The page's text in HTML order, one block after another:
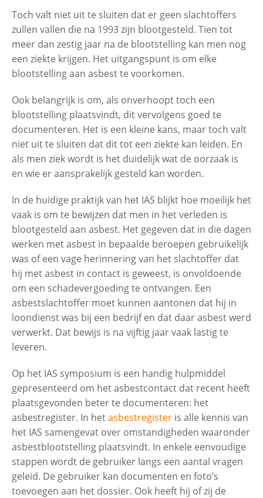
Toch valt niet uit te sluiten dat er geen slachtoffers
zullen vallen die na 1993 zijn blootgesteld. Tien tot
meer dan zestig jaar na de blootstelling kan men nog
een ziekte krijgen. Het uitgangspunt is om elke
blootstelling aan asbest te voorkomen.
Ook belangrijk is om, als onverhoopt toch een
blootstelling plaatsvindt, dit vervolgens goed te
documenteren. Het is een kleine kans, maar toch valt
niet uit te sluiten dat dit tot een ziekte kan leiden. En
als men ziek wordt is het duidelijk wat de oorzaak is
en wie er aansprakelijk gesteld kan worden.
In de huidige praktijk van het IAS blijkt hoe moeilijk het
vaak is om te bewijzen dat men in het verleden is
blootgesteld aan asbest. Het gegeven dat in die dagen
werken met asbest in bepaalde beroepen gebruikelijk
was of een vage herinnering van het slachtoffer dat
hij met asbest in contact is geweest, is onvoldoende
om een schadevergoeding te ontvangen. Een
asbestslachtoffer moet kunnen aantonen dat hij in
loondienst was bij een bedrijf en dat daar asbest werd
verwerkt. Dat bewijs is na vijftig jaar vaak lastig te
leveren.
Op het IAS symposium is een handig hulpmiddel
gepresenteerd om het asbestcontact dat recent heeft
plaatsgevonden beter te documenteren: het
asbestregister. In hetasbestregister is alle kennis van
het IAS samengevat over omstandigheden waaronder
asbestblootstelling plaatsvindt. In enkele eenvoudige
stappen wordt de gebruiker langs een aantal vragen
geleid. De gebruiker kan documenten en foto’s
toevoegen aan het dossier. Ook heeft hij of zij de